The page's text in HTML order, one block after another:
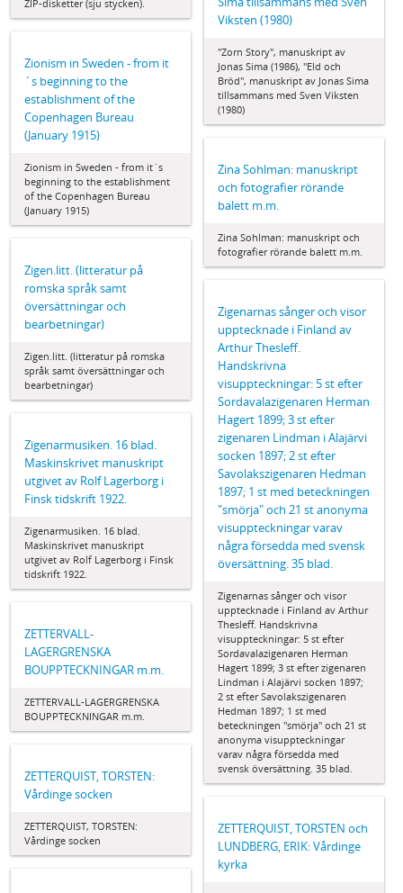
Viksten (1980)
"Zorn Story", manuskript av
Jonas Sima (1986), "Eld och
Bröd", manuskript av Jonas Sima
tillsammans med Sven Viksten
(1980)
ZIP-disketter (sju stycken).
Zionism in Sweden - from it
´s beginning to the
establishment of the
Copenhagen Bureau
(January 1915)
Zionism in Sweden - from it´s
beginning to the establishment
of the Copenhagen Bureau
(January 1915)
Zina Sohlman: manuskript
och fotografier rörande
balett m.m.
Zina Sohlman: manuskript och
fotografier rörande balett m.m.
Zigen.litt. (litteratur på
romska språk samt
översättningar och
bearbetningar)
Zigen.litt. (litteratur på romska
språk samt översättningar och
bearbetningar)
Zigenarnas sånger och visor
upptecknade i Finland av
Arthur Thesleff.
Handskrivna
visuppteckningar: 5 st efter
Sordavalazigenaren Herman
Hagert 1899; 3 st efter
zigenaren Lindman i Alajärvi
socken 1897; 2 st efter
Savolakszigenaren Hedman
1897; 1 st med beteckningen
"smörja" och 21 st anonyma
visuppteckningar varav
några försedda med svensk
översättning. 35 blad.
Zigenarnas sånger och visor
upptecknade i Finland av Arthur
Thesleff. Handskrivna
visuppteckningar: 5 st efter
Sordavalazigenaren Herman
Hagert 1899; 3 st efter zigenaren
Lindman i Alajärvi socken 1897;
2 st efter Savolakszigenaren
Hedman 1897; 1 st med
beteckningen "smörja" och 21 st
anonyma visuppteckningar
varav några försedda med
svensk översättning. 35 blad.
Zigenarmusiken. 16 blad.
Maskinskrivet manuskript
utgivet av Rolf Lagerborg i
Finsk tidskrift 1922.
Zigenarmusiken. 16 blad.
Maskinskrivet manuskript
utgivet av Rolf Lagerborg i Finsk
tidskrift 1922.
ZETTERVALL-
LAGERGRENSKA
BOUPPTECKNINGAR m.m.
ZETTERVALL-LAGERGRENSKA
BOUPPTECKNINGAR m.m.
ZETTERQUIST, TORSTEN:
Vårdinge socken
ZETTERQUIST, TORSTEN:
Vårdinge socken
ZETTERQUIST, TORSTEN och
LUNDBERG, ERIK: Vårdinge
kyrka